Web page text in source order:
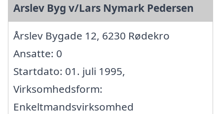
Arslev Byg v/Lars Nymark Pedersen
Årslev Bygade 12, 6230 Rødekro
Ansatte: 0
Startdato: 01. juli 1995,
Virksomhedsform:
Enkeltmandsvirksomhed